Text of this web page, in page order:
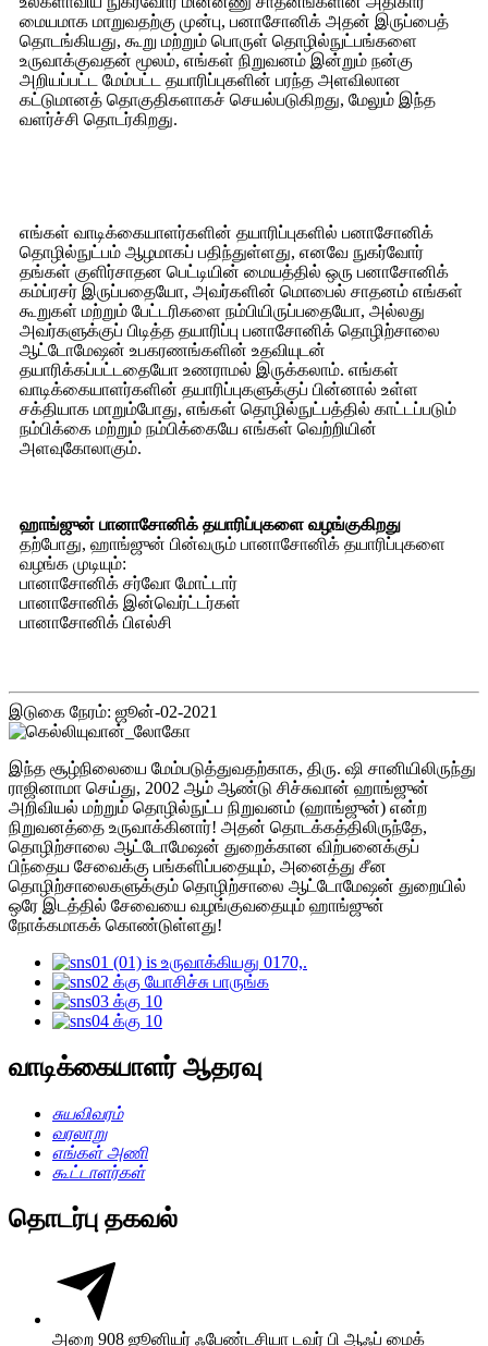
மையமாக மாறுவதற்கு முன்பு, பனாசோனிக் அதன் இருப்பைத்
தொடங்கியது, கூறு மற்றும் பொருள் தொழில்நுட்பங்களை
உருவாக்குவதன் மூலம், எங்கள் நிறுவனம் இன்றும் நன்கு
அறியப்பட்ட மேம்பட்ட தயாரிப்புகளின் பரந்த அளவிலான
கட்டுமானத் தொகுதிகளாகச் செயல்படுகிறது, மேலும் இந்த
வளர்ச்சி தொடர்கிறது.
எங்கள் வாடிக்கையாளர்களின் தயாரிப்புகளில் பனாசோனிக்
தொழில்நுட்பம் ஆழமாகப் பதிந்துள்ளது, எனவே நுகர்வோர்
தங்கள் குளிர்சாதன பெட்டியின் மையத்தில் ஒரு பனாசோனிக்
கம்ப்ரசர் இருப்பதையோ, அவர்களின் மொபைல் சாதனம் எங்கள்
கூறுகள் மற்றும் பேட்டரிகளை நம்பியிருப்பதையோ, அல்லது
அவர்களுக்குப் பிடித்த தயாரிப்பு பனாசோனிக் தொழிற்சாலை
ஆட்டோமேஷன் உபகரணங்களின் உதவியுடன்
தயாரிக்கப்பட்டதையோ உணராமல் இருக்கலாம். எங்கள்
வாடிக்கையாளர்களின் தயாரிப்புகளுக்குப் பின்னால் உள்ள
சக்தியாக மாறும்போது, ​​எங்கள் தொழில்நுட்பத்தில் காட்டப்படும்
நம்பிக்கை மற்றும் நம்பிக்கையே எங்கள் வெற்றியின்
அளவுகோலாகும்.
ஹாங்ஜுன் பானாசோனிக் தயாரிப்புகளை வழங்குகிறது
தற்போது, ​​ஹாங்ஜுன் பின்வரும் பானாசோனிக் தயாரிப்புகளை
வழங்க முடியும்:
பானாசோனிக் சர்வோ மோட்டார்
பானாசோனிக் இன்வெர்ட்டர்கள்
பானாசோனிக் பிஎல்சி
இடுகை நேரம்: ஜூன்-02-2021
இந்த சூழ்நிலையை மேம்படுத்துவதற்காக, திரு. ஷி சானியிலிருந்து
ராஜினாமா செய்து, 2002 ஆம் ஆண்டு சிச்சுவான் ஹாங்ஜுன்
அறிவியல் மற்றும் தொழில்நுட்ப நிறுவனம் (ஹாங்ஜுன்) என்ற
நிறுவனத்தை உருவாக்கினார்! அதன் தொடக்கத்திலிருந்தே,
தொழிற்சாலை ஆட்டோமேஷன் துறைக்கான விற்பனைக்குப்
பிந்தைய சேவைக்கு பங்களிப்பதையும், அனைத்து சீன
தொழிற்சாலைகளுக்கும் தொழிற்சாலை ஆட்டோமேஷன் துறையில்
ஒரே இடத்தில் சேவையை வழங்குவதையும் ஹாங்ஜுன்
நோக்கமாகக் கொண்டுள்ளது!
வாடிக்கையாளர் ஆதரவு
சுயவிவரம்
வரலாறு
எங்கள் அணி
கூட்டாளர்கள்
தொடர்பு தகவல்
அறை 908 ஜூனியர் ஃபேண்டசியா டவர் பி ஆஃப் மைக்